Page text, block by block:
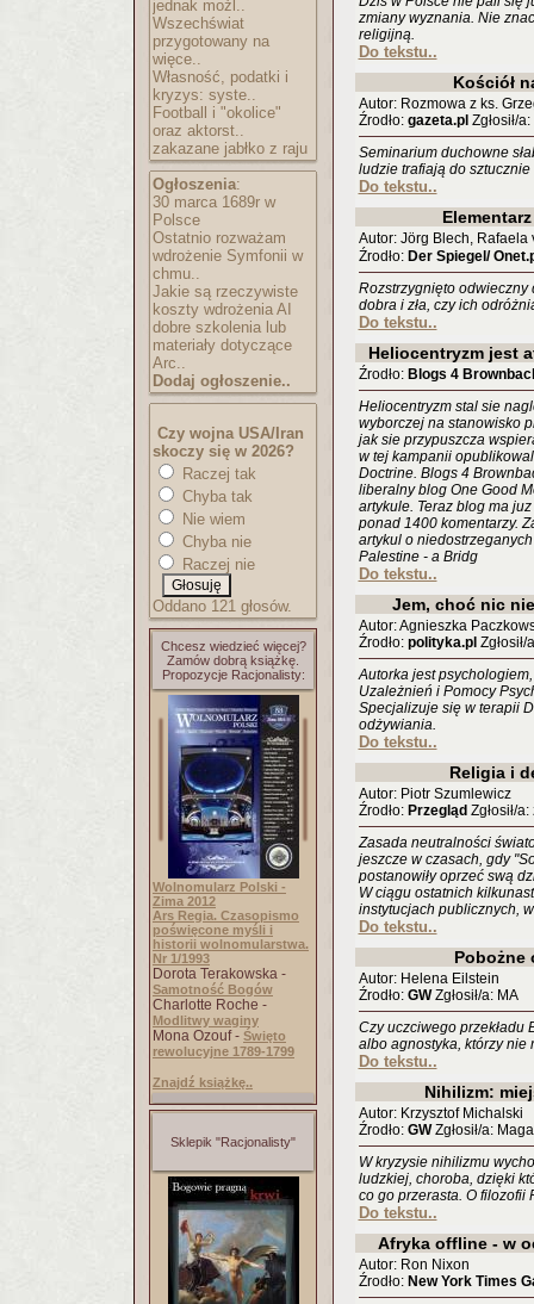
jednak możl..
Wszechświat
przygotowany na
więce..
Własność, podatki i
kryzys: syste..
Football i "okolice"
oraz aktorst..
zakazane jabłko z raju
Ogłoszenia:
30 marca 1689r w
Polsce
Ostatnio rozważam
wdrożenie Symfonii w
chmu..
Jakie są rzeczywiste
koszty wdrożenia AI
dobre szkolenia lub
materiały dotyczące
Arc..
Dodaj ogłoszenie..
Czy wojna USA/Iran
skoczy się w 2026?
Raczej tak
Chyba tak
Nie wiem
Chyba nie
Raczej nie
Oddano 121 głosów.
Chcesz wiedzieć więcej?
Zamów dobrą książkę.
Propozycje Racjonalisty:
Wolnomularz Polski -
Zima 2012
Ars Regia. Czasopismo
poświęcone myśli i
historii wolnomularstwa.
Nr 1/1993
Dorota Terakowska -
Samotność Bogów
Charlotte Roche -
Modlitwy waginy
Mona Ozouf - Święto
rewolucyjne 1789-1799
Znajdź książkę..
Sklepik "Racjonalisty"
zmiany wyznania. Nie
religijną.
Do tekstu..
Kościół
Autor: Rozmowa z ks.
Źrodło: gazeta.pl Zgłosił/
Seminarium duchowne
ludzie trafiają do
Do tekstu..
Autor: Jörg Blech, Rafaela
Źrodło: Der Spiegel/
Rozstrzygnięto odwieczny
dobra i zła, czy ich
Do tekstu..
Heliocentryzm jest
Źrodło: Blogs 4
Heliocentryzm stal sie
wyborczej na stanowisko
jak sie przypuszcza
w tej kampanii
Doctrine. Blogs 4
liberalny blog One Good
artykule. Teraz blog ma
ponad 1400 komentarzy.
artykul o
Palestine - a Bridg
Do tekstu..
Jem, choć nic
Autor: Agnieszka
Źrodło: polityka.pl
Autorka jest
Uzależnień i Pomocy
Specjalizuje się w terapii
odżywiania.
Do tekstu..
Religia i
Autor: Piotr Szumlewicz
Źrodło: Przegląd Zgłosił/a:
Zasada neutralności
jeszcze w czasach, gdy
postanowiły oprzeć swą
W ciągu ostatnich
instytucjach publicznych,
Do tekstu..
Pobożne
Autor: Helena Eilstein
Źrodło: GWZgłosił/a: MA
Czy uczciwego przekładu
albo agnostyka, którzy nie
Do tekstu..
Nihilizm:
Autor: Krzysztof Michalski
Źrodło: GWZgłosił/a: Maga
W kryzysie nihilizmu
ludzkiej, choroba, dzięki
co go przerasta. O filozofii
Do tekstu..
Afryka offline - w
Autor: Ron Nixon
Źrodło: New York Times